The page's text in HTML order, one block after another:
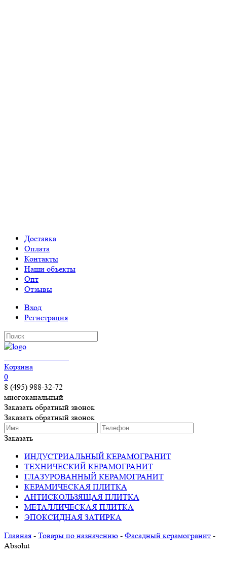
Доставка
Оплата
Контакты
Наши объекты
Опт
Отзывы
Вход
Регистрация
Корзина
0
8 (495) 988-32-72
многоканальный
Заказать обратный звонок
Заказать обратный звонок
Заказать
ИНДУСТРИАЛЬНЫЙ КЕРАМОГРАНИТ
ТЕХНИЧЕСКИЙ КЕРАМОГРАНИТ
ГЛАЗУРОВАННЫЙ КЕРАМОГРАНИТ
КЕРАМИЧЕСКАЯ ПЛИТКА
АНТИСКОЛЬЗЯЩАЯ ПЛИТКА
МЕТАЛЛИЧЕСКАЯ ПЛИТКА
ЭПОКСИДНАЯ ЗАТИРКА
Главная - Товары по назначению - Фасадный керамогранит -
Absolut